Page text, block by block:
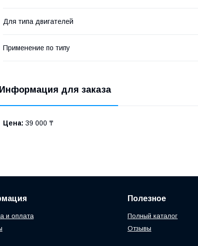
Для типа двигателей
Применение по типу
Информация для заказа
Цена: 39 000 ₸
и оплата
Полезное
Полный каталог
Отзывы